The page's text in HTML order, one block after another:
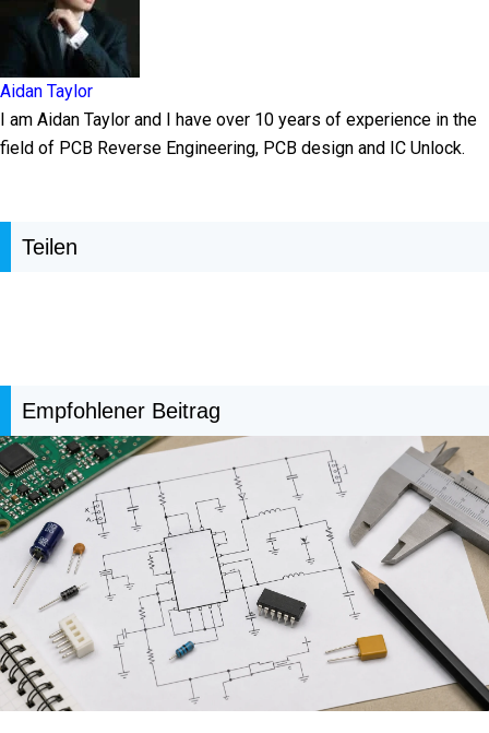
Aidan Taylor
I am Aidan Taylor and I have over 10 years of experience in the
field of PCB Reverse Engineering, PCB design and IC Unlock.
Teilen
Empfohlener Beitrag